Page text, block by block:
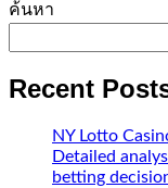
ค้นหา
Recent
NY Lotto
Detailed
betting